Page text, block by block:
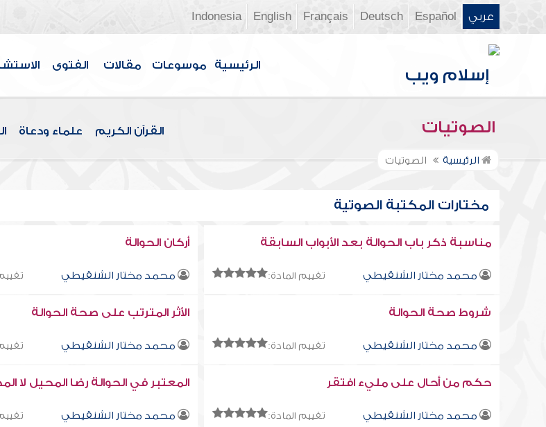
عربي Español
Deutsch
Français
English
Indonesia
الرئيسية موسوعات مقالات الفتوى
الصوتيات القرآن الكريم علماء ودعاة
الرئيسية الصوتيات
مختارات المكتبة الصوتية
مناسبة ذكر باب الحوالة بعد الأبواب السابقة
محمد مختار الشنقيطي تقييم المادة:
أركان الحوالة
محمد مختار الشنقيطي
شروط صحة الحوالة
محمد مختار الشنقيطي تقييم المادة:
الأثر المترتب على صحة الحوالة
محمد مختار الشنقيطي
حكم من أحال على مليء افتقر
محمد مختار الشنقيطي تقييم المادة:
المعتبر في الحوالة رضا المحيل لا
محمد مختار الشنقيطي